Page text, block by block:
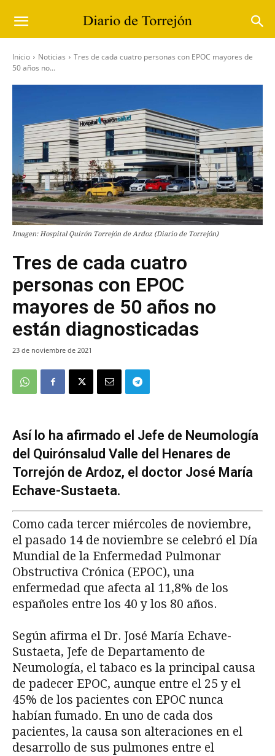
Inicio Noticias
Tres de cada cuatro personas con EPOC mayores de
50 años no...
Imagen: Hospital Quirón Torrejón de Ardoz (Diario de Torrejón)
Tres de cada cuatro
personas con EPOC
mayores de 50 años no
están diagnosticadas
23 de noviembre de 2021
Así lo ha afirmado el Jefe de Neumología
del Quirónsalud Valle del Henares de
Torrejón de Ardoz, el doctor José María
Echave-Sustaeta.
Como cada tercer miércoles de noviembre,
el pasado 14 de noviembre se celebró el Día
Mundial de la Enfermedad Pulmonar
Obstructiva Crónica (EPOC), una
enfermedad que afecta al 11,8% de los
españoles entre los 40 y los 80 años.
Según afirma el Dr. José María Echave-
Sustaeta, Jefe de Departamento de
Neumología, el tabaco es la principal causa
de padecer EPOC, aunque entre el 25 y el
45% de los pacientes con EPOC nunca
habían fumado. En uno de cada dos
pacientes, la causa son alteraciones en el
desarrollo de sus pulmones entre el